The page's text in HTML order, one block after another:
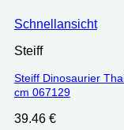
Schnellansicht
Steiff
Steiff Dinosaurier
cm 067129
39.46 €